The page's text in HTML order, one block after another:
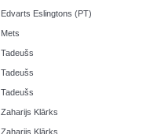
Edvarts Eslingtons (PT)
Mets
Tadeušs
Tadeušs
Tadeušs
Zaharijs Klārks
Zaharijs Klārks